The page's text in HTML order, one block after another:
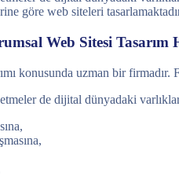
göre web siteleri
Web Sitesi Tasarım
konusunda uzman bir
de dijital dünyadaki